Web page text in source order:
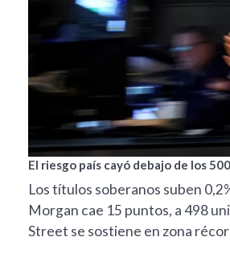
El riesgo país cayó debajo de los
Los títulos soberanos suben
Morgan cae 15 puntos, a 498
Street se sostiene en zona